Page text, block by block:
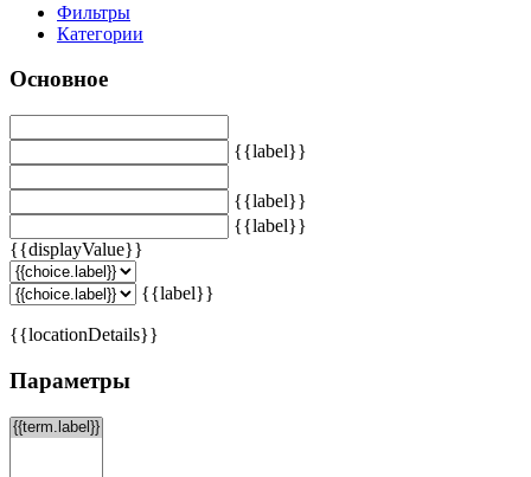
Фильтры
Категории
Основное
{{label}}
{{label}}
{{label}}
{{displayValue}}
{{label}}
{{locationDetails}}
Параметры